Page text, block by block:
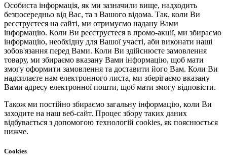
Особиста інформація, як ми зазначили вище, надходить
безпосередньо від Вас, та з Вашого відома. Так, коли Ви
реєструєтеся на сайті, ми отримуємо надану Вами
інформацію. Коли Ви реєструєтеся в промо-акції, ми збираємо
інформацію, необхідну для Вашої участі, аби виконати наші
зобов'язання перед Вами. Коли Ви здійснюєте замовлення
товару, ми збираємо вказану Вами інформацію, щоб мати
змогу оформити замовлення та доставити його Вам. Коли Ви
надсилаєте нам електронного листа, ми зберігаємо вказану
Вами адресу електронної пошти, щоб мати змогу відповісти.
Також ми постійно збираємо загальну інформацію, коли Ви
заходите на наш веб-сайт. Процес збору таких даних
відбувається з допомогою технологій cookies, як пояснюється
нижче.
Cookies